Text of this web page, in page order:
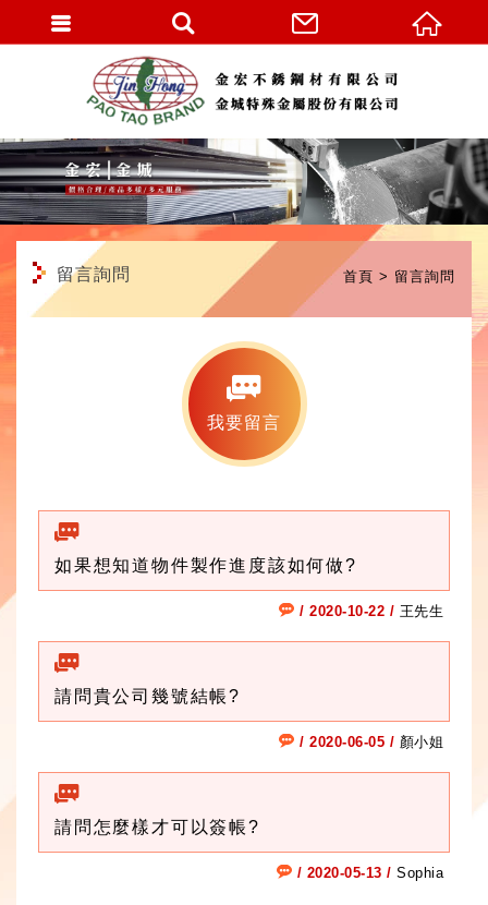
首頁 留言詢問
留言詢問
我要留言
如果想知道物件製作進度該如何做?
/ 2020-10-22 / 王先生
請問貴公司幾號結帳?
/ 2020-06-05 / 顏小姐
請問怎麼樣才可以簽帳?
/ 2020-05-13 / Sophia